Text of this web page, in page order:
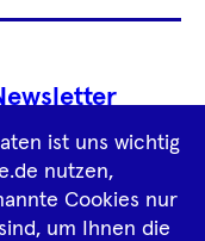
AGB
ist uns wichtig
nutzen,
Cookies nur
um Ihnen die